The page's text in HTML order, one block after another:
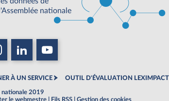
l'Assemblée nationale
À UN SERVICE OUTIL D'ÉVALUATION LEXIMPACT
nationale 2019
le webmestre Fils RSS Gestion des cookies